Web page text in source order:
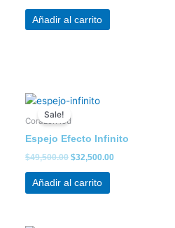
Añadir al carrito
Sale!
Corazon led
Espejo Efecto Infinito
$49,500.00
Original
was:
$32,500.00
Añadir al carrito